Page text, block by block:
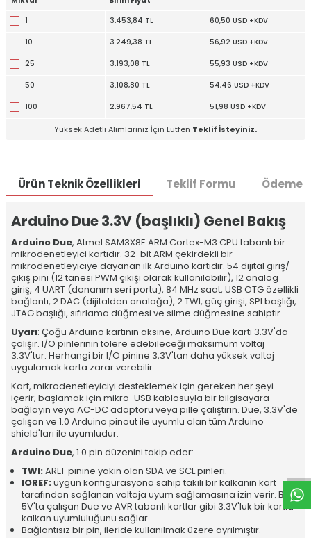
1
3.453,84 TL 60,50 USD +KDV
10 3.249,38 TL 56,92 USD +KDV
25 3.193,08 TL 55,93 USD +KDV
50 3.108,80 TL 54,46 USD +KDV
100 2.967,54 TL 51,98 USD +KDV
Yüksek Adetli Alımlarınız İçin Lütfen Teklif İsteyiniz.
Ürün Teknik Özellikleri Teklif Formu Ödeme
Arduino Due 3.3V (başlıklı) Genel Bakış
Arduino Due, Atmel SAM3X8E ARM Cortex-M3 CPU tabanlı bir
mikrodenetleyici kartıdır. 32-bit ARM çekirdekli bir
mikrodenetleyiciye dayanan ilk Arduino kartıdır. 54 dijital giriş/
çıkış pini (12 tanesi PWM çıkışı olarak kullanılabilir), 12 analog
giriş, 4 UART (donanım seri portu), 84 MHz saat, USB OTG özellikli
bağlantı, 2 DAC (dijitalden analoğa), 2 TWI, güç girişi, SPI başlığı,
JTAG başlığı, sıfırlama düğmesi ve silme düğmesine sahiptir.
Uyarı: Çoğu Arduino kartının aksine, Arduino Due kartı 3.3V'da
çalışır. I/O pinlerinin tolere edebileceği maksimum voltaj
3.3V'tur. Herhangi bir I/O pinine 3,3V'tan daha yüksek voltaj
uygulamak karta zarar verebilir.
Kart, mikrodenetleyiciyi desteklemek için gereken her şeyi
içerir; başlamak için mikro-USB kablosuyla bir bilgisayara
bağlayın veya AC-DC adaptörü veya pille çalıştırın. Due, 3.3V'de
çalışan ve 1.0 Arduino pinout ile uyumlu olan tüm Arduino
shield'ları ile uyumludur.
Arduino Due, 1.0 pin düzenini takip eder:
TWI:AREF pinine yakın olan SDA ve SCL pinleri.
IOREF:uygun konfigürasyona sahip takılı bir kalkanın kart
tarafından sağlanan voltaja uyum sağlamasına izin verir. Bu,
5V'ta çalışan Due ve AVR tabanlı kartlar gibi 3.3V'luk bir kartla
kalkan uyumluluğunu sağlar.
Bağlantısız bir pin, ileride kullanılmak üzere ayrılmıştır.